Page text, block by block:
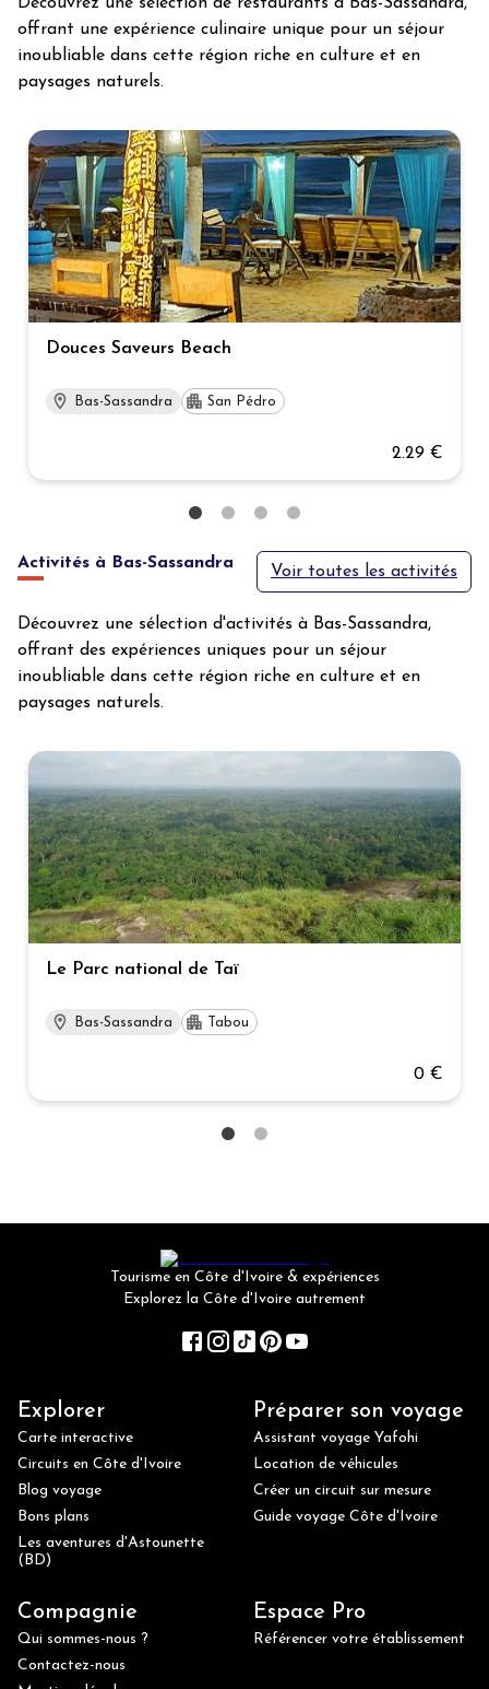
offrant une expérience culinaire unique pour un séjour
inoubliable dans cette région riche en culture et en
paysages naturels.
Douces Saveurs Beach
Bas-Sassandra San Pédro
2.29 €
Activités à Bas-Sassandra Voir toutes les activités
Découvrez une sélection d'activités à Bas-Sassandra,
offrant des expériences uniques pour un séjour
inoubliable dans cette région riche en culture et en
paysages naturels.
Le Parc national de Taï
Bas-Sassandra Tabou
0 €
Tourisme en Côte d'Ivoire & expériences
Explorez la Côte d'Ivoire autrement
Explorer
Carte interactive
Circuits en Côte d'Ivoire
Blog voyage
Bons plans
Les aventures d'Astounette
(BD)
Préparer son voyage
Assistant voyage Yafohi
Location de véhicules
Créer un circuit sur mesure
Guide voyage Côte d'Ivoire
Compagnie
Qui sommes-nous ?
Contactez-nous
Espace Pro
Référencer votre établissement